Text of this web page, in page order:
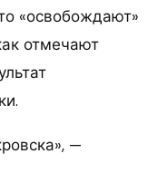
«освобождают»
отмечают
—